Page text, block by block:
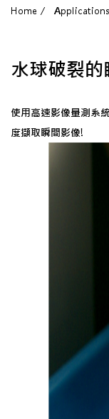
Home Applications
水球破裂
使用高速影像量測系
度擷取瞬間影像!